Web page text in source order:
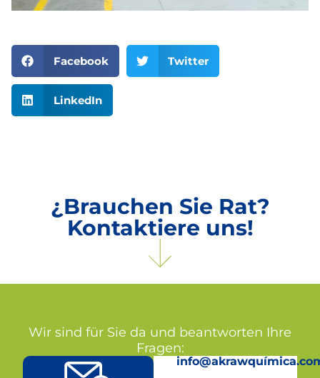
Facebook Twitter
LinkedIn
¿Brauchen Sie Rat?
Kontaktiere uns!
Wir sind für Sie da und beantworten Ihre
Fragen: